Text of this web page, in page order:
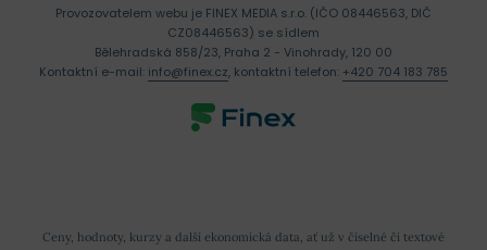
Ceny, hodnoty, kurzy a další ekonomická data, ať už v číselné či textové
Provozovatelem webu je FINEX MEDIA s.r.o. (IČO 08446563, DIČ
CZ08446563) se sídlem
Bělehradská 858/23, Praha 2 - Vinohrady, 120 00
Kontaktní e-mail: info@finex.cz, kontaktní telefon: +420 704 183 785